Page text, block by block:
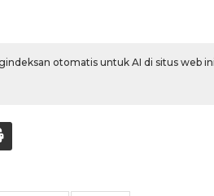
otomatis untuk AI di situs web